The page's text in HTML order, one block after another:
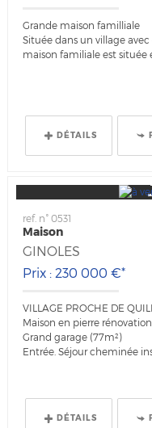
Grande maison familliale
Située dans un village
maison familiale est située
DÉTAILS
ref. n° 0531
Maison
GINOLES
Prix : 230 000 €*
VILLAGE PROCHE DE
Maison en pierre
Grand garage (77m²)
Entrée. Séjour cheminée
DÉTAILS